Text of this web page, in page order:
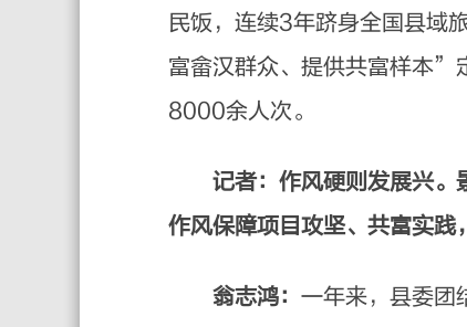
民饭，连续3年跻身全国县域
富畲汉群众、提供共富样本”
8000余人次。
记者：作风硬则发展兴。
作风保障项目攻坚、共富实践
翁志鸿： 一年来，县委团